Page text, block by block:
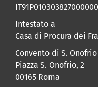
Intestato a
Casa di Procura dei
Convento di S.
Piazza S. Onofrio, 2
00165 Roma